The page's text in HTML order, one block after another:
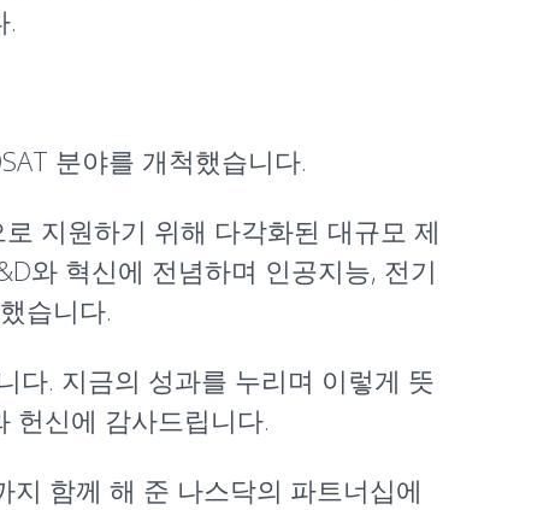
.
분야를 개척했습니다.
지원하기 위해 다각화된 대규모 제
와 혁신에 전념하며 인공지능, 전기
습니다.
다. 지금의 성과를 누리며 이렇게 뜻
헌신에 감사드립니다.
함께 해 준 나스닥의 파트너십에